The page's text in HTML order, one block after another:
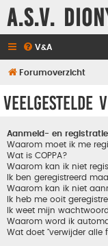
A.S.V.
V&A
Forumoverzicht
Veelgestelde
Aanmeld- en
Waarom moet ik me
Wat is COPPA?
Waarom kan ik niet
Ik ben geregistreerd
Waarom kan ik niet
Ik heb me ooit
Ik weet mijn
Waarom word ik
Wat doet "verwijder alle